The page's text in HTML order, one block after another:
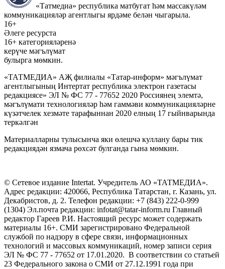
«Татмедиа» республика матбугат һәм массакүләм
коммуникацияләр агентлыгы ярдәме белән чыгарыла.
16+
Әлеге ресурста
16+ категорияләренә
керүче мәгълүмат
булырга мөмкин.
«ТАТМЕДИА» АҖ филиалы «Татар-информ» мәгълүмат
агентлыгының Интертат республика электрон газетасы
редакциясе» ЭЛ № ФС 77 - 77652 2020 Россиянең элемтә,
мәгълүмати технологияләр һәм гаммәви коммуникацияләрне
күзәтчелек хезмәте тарафыннан 2020 елның 17 гыйнварында
теркәлгән
Материалларны тулысынча яки өлешчә куллану бары тик
редакциядән язмача рөхсәт булганда гына мөмкин.
© Сетевое издание Intertat. Учредитель АО «ТАТМЕДИА».
Адрес редакции: 420066, Республика Татарстан, г. Казань, ул.
Декабристов, д. 2. Телефон редакции: +7 (843) 222-0-999
(1304) Эл.почта редакции: infotat@tatar-inform.ru Главный
редактор Гареев Р.И. Настоящий ресурс может содержать
материалы 16+. СМИ зарегистрировано Федеральной
службой по надзору в сфере связи, информационных
технологий и массовых коммуникаций, номер записи серия
ЭЛ № ФС 77 - 77652 от 17.01.2020. В соответствии со статьей
23 Федерального закона о СМИ от 27.12.1991 года при